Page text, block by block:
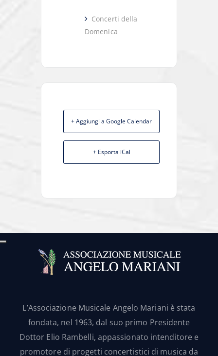
Concerti della
Domenica
+ Aggiungi a Google Calendar
+ Esporta iCal
L’Associazione Musicale Angelo Mariani è stata
fondata, nel 1963, dal suo primo Presidente
Dottor Elio Rambelli, appassionato intenditore e
promotore di progetti concertistici di musica da